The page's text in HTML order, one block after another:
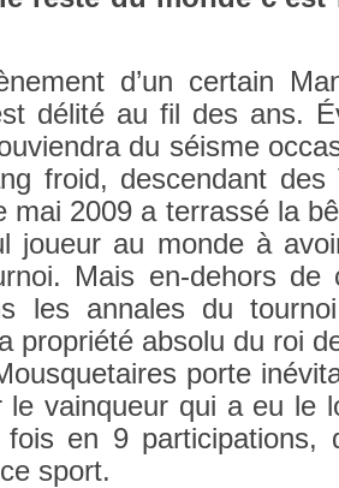
d’un cer­tain
délité au fil des ans.
du séisme
froid, de­scen­dant
mai 2009 a ter­rassé la
joueur au monde à
Mais en-dehors de
les an­nales du
pro­priété ab­solu du roi
porte
le vain­queur qui a eu le
en 9 par­ticipa­tions,
sport.